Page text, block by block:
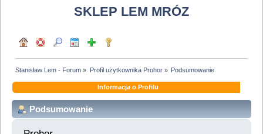
SKLEP LEM MRÓZ
Stanisław Lem - Forum » Profil użytkownika Prohor» Podsumowanie
Informacja o Profilu
Podsumowanie